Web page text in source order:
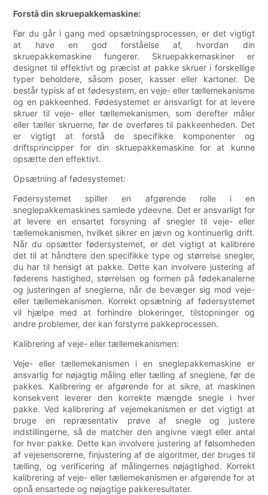
Forstå din skruepakkemaskine:
Før du går i gang med opsætningsprocessen, er det vigtigt
at have en god forståelse af, hvordan din
skruepakkemaskine fungerer. Skruepakkemaskiner er
designet til effektivt og præcist at pakke skruer i forskellige
typer beholdere, såsom poser, kasser eller kartoner. De
består typisk af et fødesystem, en veje- eller tællemekanisme
og en pakkeenhed. Fødesystemet er ansvarligt for at levere
skruer til veje- eller tællemekanismen, som derefter måler
eller tæller skruerne, før de overføres til pakkeenheden. Det
er vigtigt at forstå de specifikke komponenter og
driftsprincipper for din skruepakkemaskine for at kunne
opsætte den effektivt.
Opsætning af fødesystemet:
Fødersystemet spiller en afgørende rolle i en
sneglepakkemaskines samlede ydeevne. Det er ansvarligt for
at levere en ensartet forsyning af snegler til veje- eller
tællemekanismen, hvilket sikrer en jævn og kontinuerlig drift.
Når du opsætter fødersystemet, er det vigtigt at kalibrere
det til at håndtere den specifikke type og størrelse snegler,
du har til hensigt at pakke. Dette kan involvere justering af
føderens hastighed, størrelsen og formen på fødekanalerne
og justeringen af ​​sneglerne, når de bevæger sig mod veje-
eller tællemekanismen. Korrekt opsætning af fødersystemet
vil hjælpe med at forhindre blokeringer, tilstopninger og
andre problemer, der kan forstyrre pakkeprocessen.
Kalibrering af veje- eller tællemekanismen:
Veje- eller tællemekanismen i en sneglepakkemaskine er
ansvarlig for nøjagtig måling eller tælling af sneglene, før de
pakkes. Kalibrering er afgørende for at sikre, at maskinen
konsekvent leverer den korrekte mængde snegle i hver
pakke. Ved kalibrering af vejemekanismen er det vigtigt at
bruge en repræsentativ prøve af snegle og justere
indstillingerne, så de matcher den angivne vægt eller antal
for hver pakke. Dette kan involvere justering af følsomheden
af ​​vejesensorerne, finjustering af de algoritmer, der bruges til
tælling, og verificering af målingernes nøjagtighed. Korrekt
kalibrering af veje- eller tællemekanismen er afgørende for at
opnå ensartede og nøjagtige pakkeresultater.